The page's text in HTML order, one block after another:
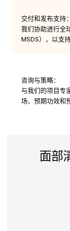
交付和发布支持：
我们协助进行全
MSDS），以支
咨询与策略：
与我们的项目专
场、预期功效和
面部